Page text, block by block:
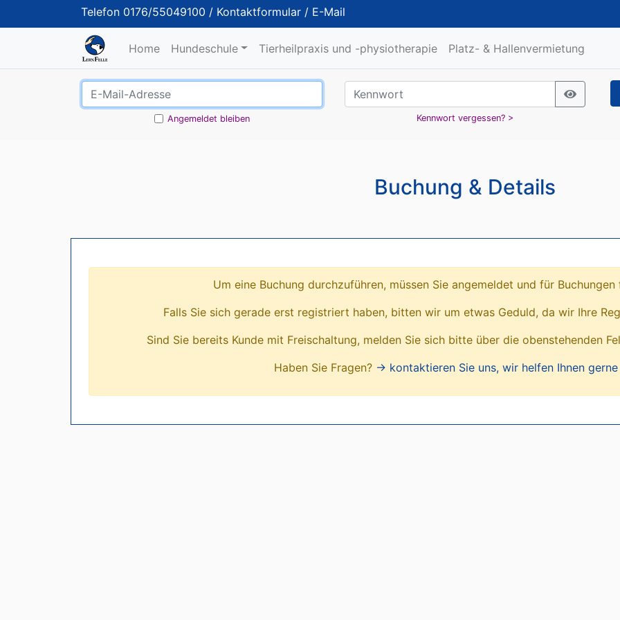
Telefon 0176/55049100 / Kontaktformular / E-Mail
Home Hundeschule Tierheilpraxis und -physiotherapie Platz- & Hallenvermietung
Angemeldet bleiben Kennwort vergessen? >
Buchung & Details
Um eine Buchung durchzuführen, müssen Sie angemeldet und für
Falls Sie sich gerade erst registriert haben, bitten wir um etwas Geduld, da wir Ihre
Sind Sie bereits Kunde mit Freischaltung, melden Sie sich bitte über die obenstehenden
Haben Sie Fragen? → kontaktieren Sie uns, wir helfen Ihnen